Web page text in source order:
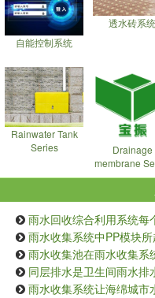
自能控制系统
透水砖系统
Rainwater Tank
Series
Drainage
membrane
雨水回收综合利用系统每
雨水收集系统中PP模块
雨水收集池在雨水收集系
同层排水是卫生间雨水排
雨水收集系统让海绵城市